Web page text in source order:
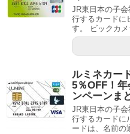
JR東日本の子
行するカードに
す。 ビックカ
ルミネカー
5％OFF！
ンペーンま
JR東日本の子
行するカードに
ードは、名前の